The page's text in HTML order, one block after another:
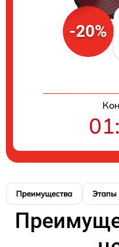
-20%
Преимущества Этапы